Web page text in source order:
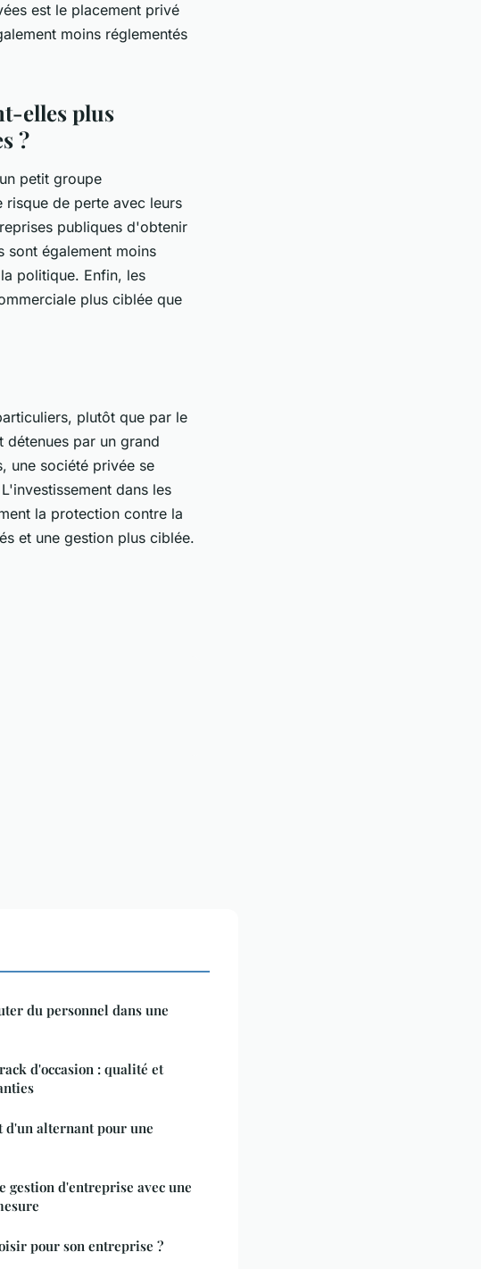
est le placement privé
moins réglementés
elles plus
?
petit groupe
de perte avec leurs
publiques d'obtenir
sont également moins
politique. Enfin, les
plus ciblée que
plutôt que par le
par un grand
une société privée se
dans les
la protection contre la
et une gestion plus ciblée.
du personnel dans une
d'occasion : qualité et
d'un alternant pour une
gestion d'entreprise avec une
pour son entreprise ?